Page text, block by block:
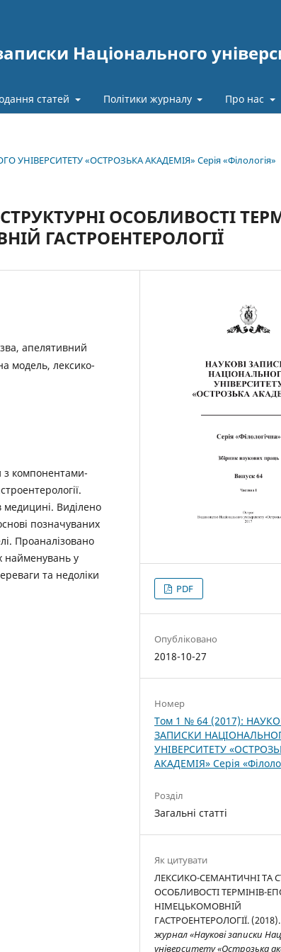
Національного
статей Політики журналу Про нас
«ОСТРОЗЬКА АКАДЕМІЯ» Серія «Філологія»
ОСОБЛИВОСТІ
ГАСТРОЕНТЕРОЛОГІЇ
апелятивний
модель, лексико-
з компонентами-
медицині. Виділено
позначуваних
Проаналізовано
найменувань у
та недоліки
PDF
Опубліковано
2018-10-27
Номер
Том 1 № 64 (2017):
ЗАПИСКИ
УНІВЕРСИТЕТУ
АКАДЕМІЯ» Серія
Розділ
Загальні статті
Як цитувати
ЛЕКСИКО-СЕМАНТИЧНІ ТА
ОСОБЛИВОСТІ ТЕРМІНІВ-
НІМЕЦЬКОМОВНІЙ
ГАСТРОЕНТЕРОЛОГІЇ.
журнал «Наукові записки
університету «Острозька